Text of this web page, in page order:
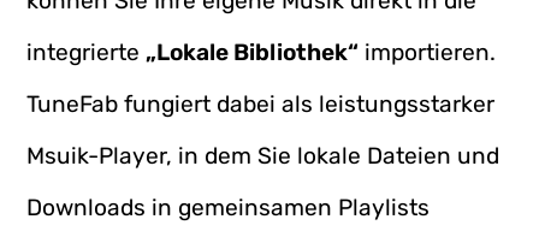
integrierte „Lokale Bibliothek“ importieren.
TuneFab fungiert dabei als leistungsstarker
Msuik-Player, in dem Sie lokale Dateien und
Downloads in gemeinsamen Playlists